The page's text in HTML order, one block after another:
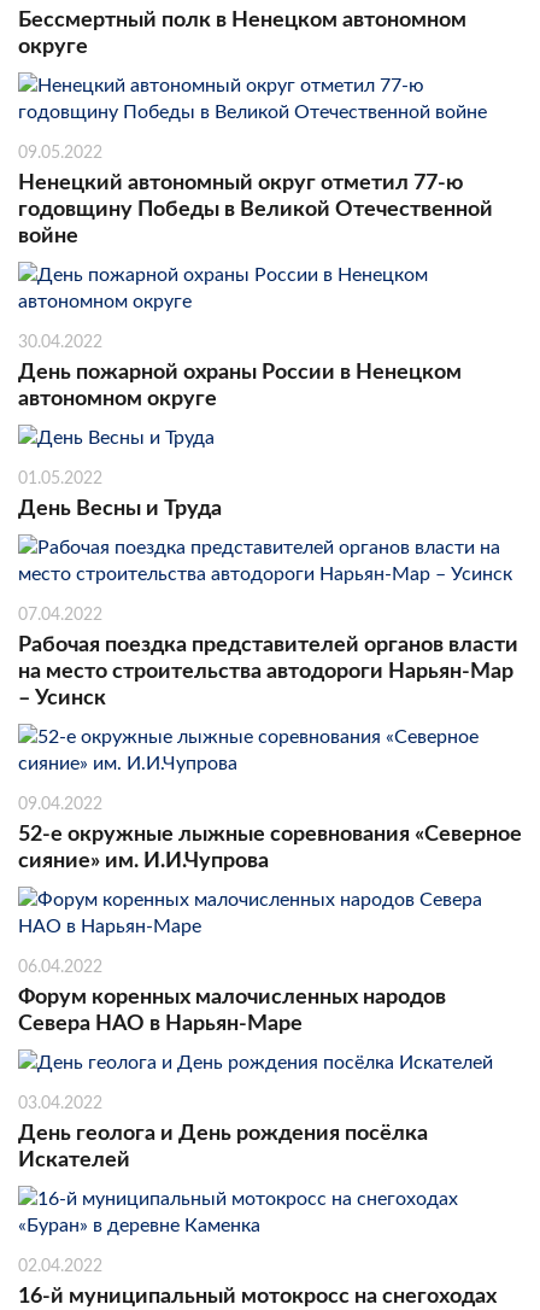
Бессмертный полк в Ненецком автономном
округе
09.05.2022
Ненецкий автономный округ отметил 77-ю
годовщину Победы в Великой Отечественной
войне
30.04.2022
День пожарной охраны России в Ненецком
автономном округе
01.05.2022
День Весны и Труда
07.04.2022
Рабочая поездка представителей органов власти
на место строительства автодороги Нарьян-Мар
– Усинск
09.04.2022
52-е окружные лыжные соревнования «Северное
сияние» им. И.И.Чупрова
06.04.2022
Форум коренных малочисленных народов
Севера НАО в Нарьян-Маре
03.04.2022
День геолога и День рождения посёлка
Искателей
02.04.2022
16-й муниципальный мотокросс на снегоходах